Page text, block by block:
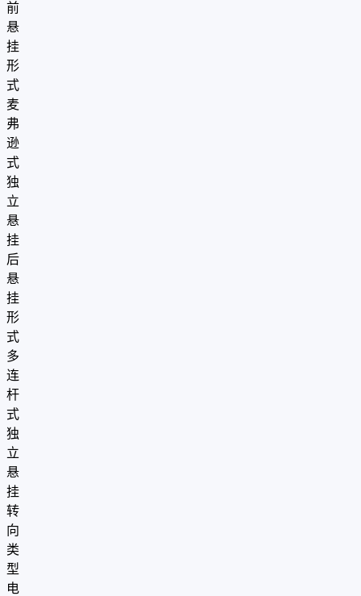
前
悬
挂
形
式
麦
弗
逊
式
独
立
悬
挂
后
悬
挂
形
式
多
连
杆
式
独
立
悬
挂
转
向
类
型
电